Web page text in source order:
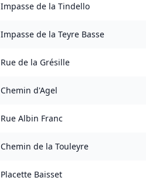
Impasse de la Tindello
Impasse de la Teyre Basse
Rue de la Grésille
Chemin d'Agel
Rue Albin Franc
Chemin de la Touleyre
Placette Baisset